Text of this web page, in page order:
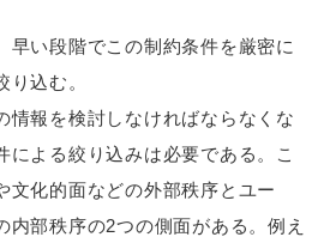
い段階でこの制約条件を厳密に
込む。
情報を検討しなければならなくな
による絞り込みは必要である。こ
文化的面などの外部秩序とユー
内部秩序の2つの側面がある。例え